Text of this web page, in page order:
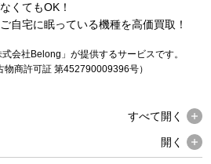
くてもOK！
自宅に眠っている機種を高価買取！
会社Belong」が提供するサービスです。
物商許可証 第452790009396号）
すべて開く
開く